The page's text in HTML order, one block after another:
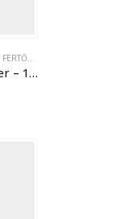
FERTŐTLENÍTŐK
Dodacid szaniterfertőtlenítőszer – 10 l